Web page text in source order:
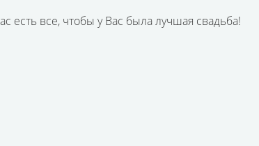
есть все, чтобы у Вас была лучшая свадьба!